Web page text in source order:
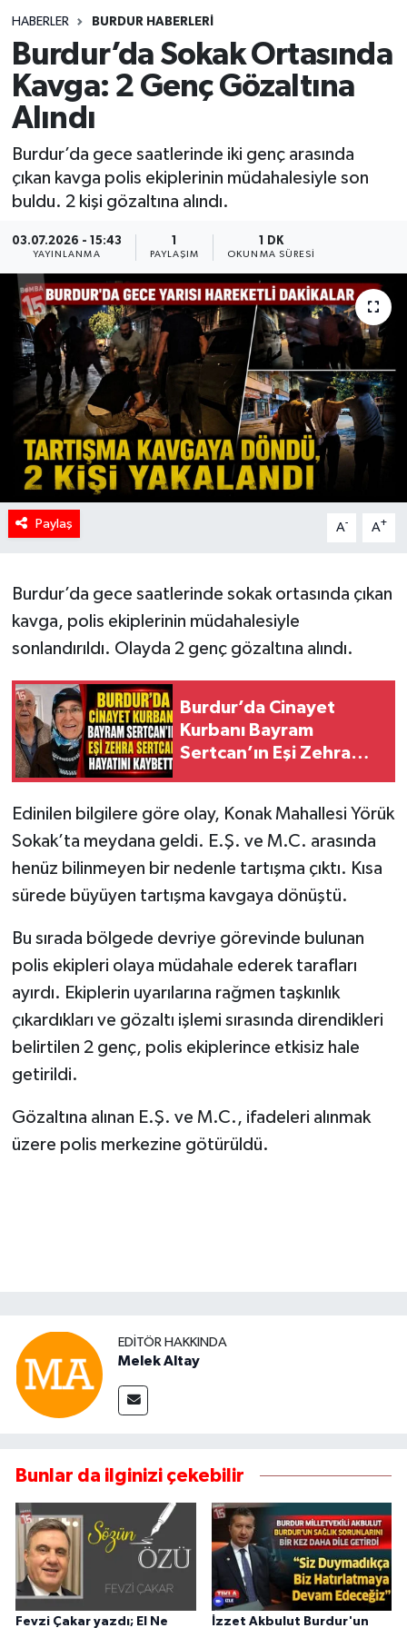
HABERLER BURDUR HABERLERİ
Burdur’da Sokak Ortasında
Kavga: 2 Genç Gözaltına
Alındı
Burdur’da gece saatlerinde iki genç arasında
çıkan kavga polis ekiplerinin müdahalesiyle son
buldu. 2 kişi gözaltına alındı.
03.07.2026 - 15:43
YAYINLANMA
1
PAYLAŞIM
1 DK
OKUNMA SÜRESI
Paylaş A- A+
Burdur’da gece saatlerinde sokak ortasında çıkan
kavga, polis ekiplerinin müdahalesiyle
sonlandırıldı. Olayda 2 genç gözaltına alındı.
Burdur’da Cinayet
Kurbanı Bayram
Sertcan’ın Eşi Zehra
Edinilen bilgilere göre olay, Konak Mahallesi Yörük
Sokak’ta meydana geldi. E.Ş. ve M.C. arasında
henüz bilinmeyen bir nedenle tartışma çıktı. Kısa
sürede büyüyen tartışma kavgaya dönüştü.
Bu sırada bölgede devriye görevinde bulunan
polis ekipleri olaya müdahale ederek tarafları
ayırdı. Ekiplerin uyarılarına rağmen taşkınlık
çıkardıkları ve gözaltı işlemi sırasında direndikleri
belirtilen 2 genç, polis ekiplerince etkisiz hale
getirildi.
Gözaltına alınan E.Ş. ve M.C., ifadeleri alınmak
üzere polis merkezine götürüldü.
EDITÖR HAKKINDA
Melek Altay
Bunlar da ilginizi çekebilir
Fevzi Çakar yazdı; El Ne İzzet Akbulut Burdur'un
Spor
Tebrik
Türkiye